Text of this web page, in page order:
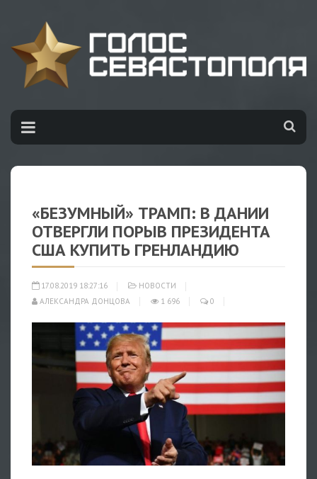
«БЕЗУМНЫЙ» ТРАМП: В ДАНИИ
ОТВЕРГЛИ ПОРЫВ ПРЕЗИДЕНТА
США КУПИТЬ ГРЕНЛАНДИЮ
17.08.2019 18:27:16
НОВОСТИ
АЛЕКСАНДРА ДОНЦОВА
1 696 0